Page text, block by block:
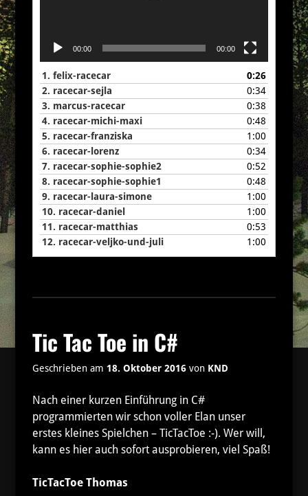
00:00 00:00
1. felix-racecar
0:26
2. racecar-sejla
0:34
3. marcus-racecar
0:38
4. racecar-michi-maxi
0:48
5. racecar-franziska
1:00
6. racecar-lorenz
0:34
7. racecar-sophie-sophie2
0:52
8. racecar-sophie-sophie1
0:48
9. racecar-laura-simone
1:00
10. racecar-daniel
1:00
11. racecar-matthias
0:53
12. racecar-veljko-und-juli 1:00
Tic Tac Toe in C#
Geschrieben am 18. Oktober 2016von KND
Nach einer kurzen Einführung in C#
programmierten wir schon voller Elan unser
erstes kleines Spielchen – TicTacToe :-). Wer will,
kann es hier auch sofort ausprobieren, viel Spaß!
TicTacToe Thomas